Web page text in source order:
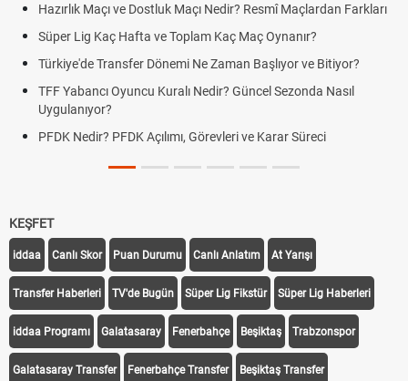
Hazırlık Maçı ve Dostluk Maçı Nedir? Resmî Maçlardan Farkları
Süper Lig Kaç Hafta ve Toplam Kaç Maç Oynanır?
Türkiye'de Transfer Dönemi Ne Zaman Başlıyor ve Bitiyor?
TFF Yabancı Oyuncu Kuralı Nedir? Güncel Sezonda Nasıl
Uygulanıyor?
PFDK Nedir? PFDK Açılımı, Görevleri ve Karar Süreci
KEŞFET
iddaa Canlı Skor Puan Durumu Canlı Anlatım At Yarışı
Transfer Haberleri TV'de Bugün Süper Lig Fikstür Süper Lig Haberleri
iddaa Programı Galatasaray Fenerbahçe Beşiktaş Trabzonspor
Galatasaray Transfer Fenerbahçe Transfer Beşiktaş Transfer